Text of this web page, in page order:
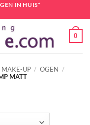
IN HUIS*
0
MAKE-UP / OGEN /
MATT